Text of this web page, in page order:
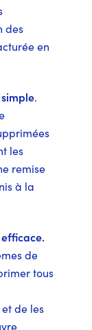
des
en
.
les
remise
à la
de
tous
de les